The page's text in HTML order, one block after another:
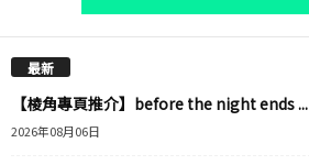
最新
【棱角專頁推介】before the night ends ...
2026年08月06日